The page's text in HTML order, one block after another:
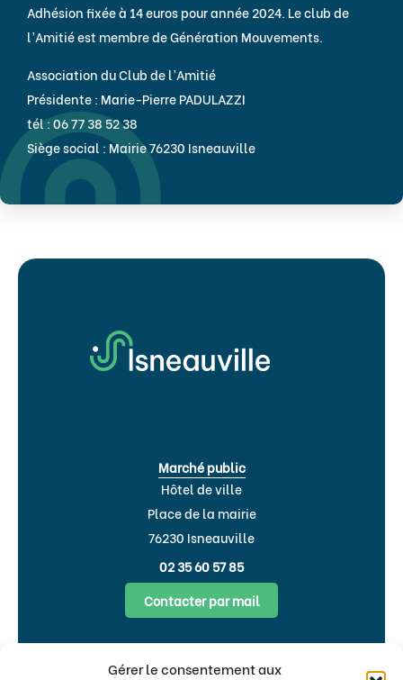
Gérer le consentement aux
Adhésion fixée à 14 euros pour année 2024. Le club de
l’Amitié est membre de Génération Mouvements.
Association du Club de l’Amitié
Présidente : Marie-Pierre PADULAZZI
tél : 06 77 38 52 38
Siège social : Mairie 76230 Isneauville
Marché public
Hôtel de ville
Place de la mairie
76230 Isneauville
02 35 60 57 85
Contacter par mail
Horaires d’ouverture :